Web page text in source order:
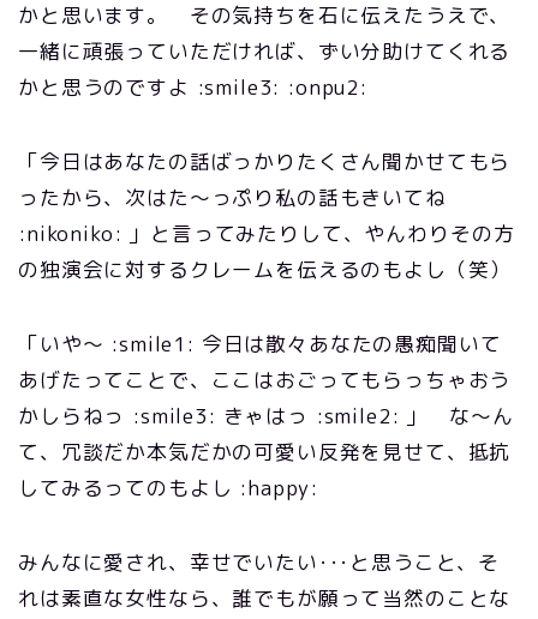
かと思います。 その気持ちを石に伝えたうえで、
一緒に頑張っていただければ、ずい分助けてくれる
かと思うのですよ :smile3: :onpu2:
「今日はあなたの話ばっかりたくさん聞かせてもら
ったから、次はた～っぷり私の話もきいてね
:nikoniko: 」と言ってみたりして、やんわりその方
の独演会に対するクレームを伝えるのもよし（笑）
「いや～ :smile1: 今日は散々あなたの愚痴聞いて
あげたってことで、ここはおごってもらっちゃおう
かしらねっ :smile3: きゃはっ :smile2: 」 な～ん
て、冗談だか本気だかの可愛い反発を見せて、抵抗
してみるってのもよし :happy:
みんなに愛され、幸せでいたい･･･と思うこと、そ
れは素直な女性なら、誰でもが願って当然のことな